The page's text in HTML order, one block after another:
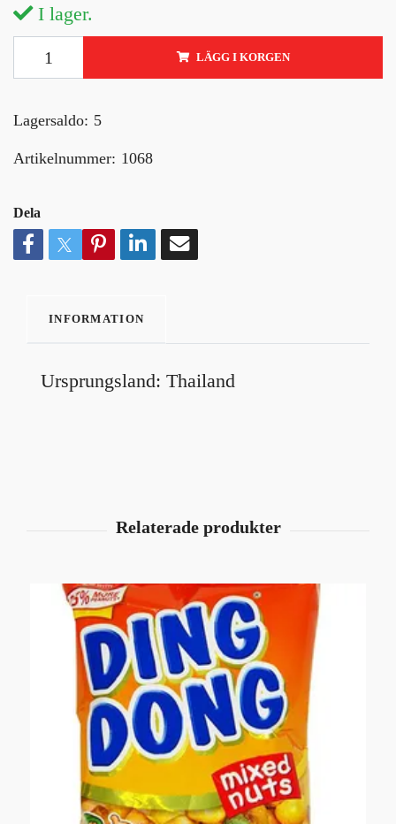
I lager.
LÄGG I KORGEN
Lagersaldo: 5
Artikelnummer: 1068
Dela
INFORMATION
Ursprungsland: Thailand